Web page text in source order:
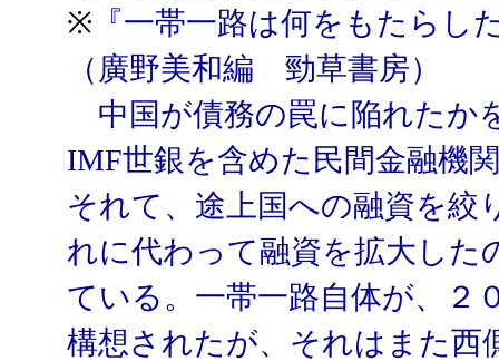
※ 『一帯一路は何をもたらし
（廣野美和編 勁草書房）
中国が債務の罠に陥れたか
IMF世銀を含めた民間金融機
それて、途上国への融資を絞
れに代わって融資を拡大し
ている。一帯一路自体が、２
構想されたが、それはまた西